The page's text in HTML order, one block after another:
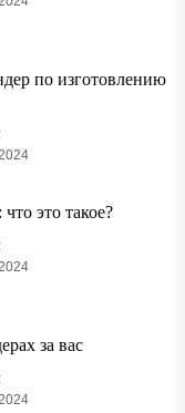
по изготовлению
это такое?
за вас